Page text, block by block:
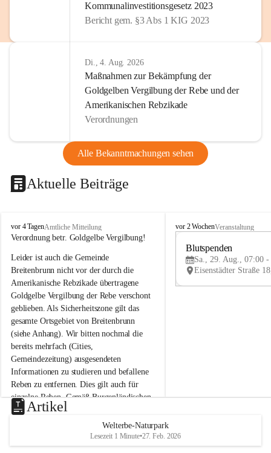
Kommunalinvestitionsgesetz 2023
Bericht gem. §3 Abs 1 KIG 2023
Di., 4. Aug. 2026
Maßnahmen zur Bekämpfung der
Goldgelben Vergilbung der Rebe und der
Amerikanischen Rebzikade
Verordnungen
Alle Bekanntmachungen sehen
Aktuelle Beiträge
B
r
i
t
e
n
b
r
u
n
n
a
m
N
e
u
s
d
vor 4 TagenAmtliche Mitteilung
Verordnung betr. Goldgelbe Vergilbung!
Leider ist auch die Gemeinde
Breitenbrunn nicht vor der durch die
Amerikanische Rebzikade übertragene
Goldgelbe Vergilbung der Rebe verschont
geblieben. Als Sicherheitszone gilt das
gesamte Ortsgebiet von Breitenbrunn
(siehe Anhang). Wir bitten nochmal die
bereits mehrfach (Cities,
Gemeindezeitung) ausgesendeten
Informationen zu studieren und befallene
Reben zu entfernen. Dies gilt auch für
einzelne Reben. Gemäß Burgenländischen
Weinbaugesetz sind nicht gepflegte oder
unzulässige Weingärten zu roden! Bitte
helfen wir zusammen um unsere Winzer
vor den prognostizierten Ernteausfällen
B
e
u
e
d
vor 2 WochenVeranstaltung
Blutspenden
Sa., 29. Aug., 07:00 -
Artikel
Welterbe-Naturpark
Lesezeit 1 Minute•27. Feb. 2026